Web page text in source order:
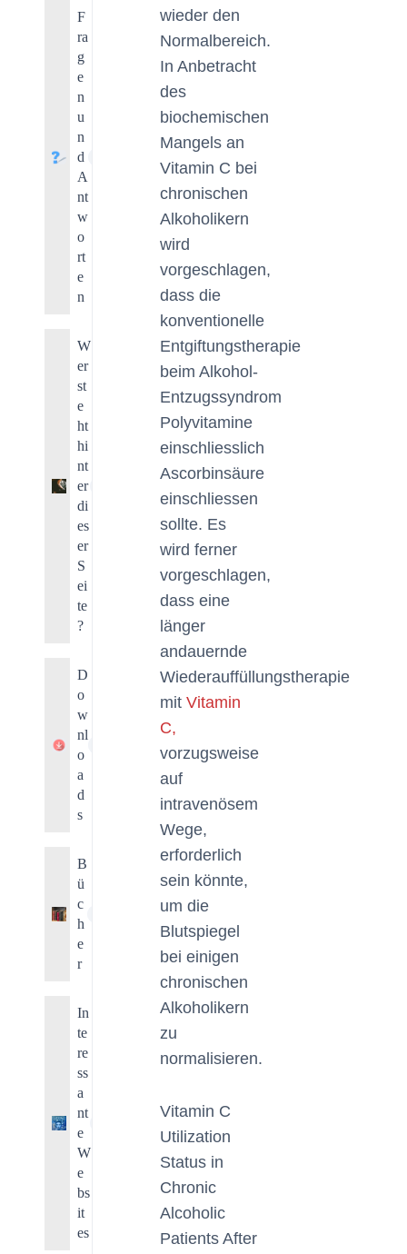
F
ra
g
e
n
u
n
d
A
nt
w
o
rt
e
n
W
er
st
e
ht
hi
nt
er
di
es
er
S
ei
te
?
D
o
w
nl
o
a
d
s
B
ü
c
h
e
r
In
te
re
ss
a
nt
e
W
e
bs
it
es
wieder den
Normalbereich.
In Anbetracht
des
biochemischen
Mangels an
Vitamin C bei
chronischen
Alkoholikern
wird
vorgeschlagen,
dass die
konventionelle
Entgiftungstherapie
beim Alkohol-
Entzugssyndrom
Polyvitamine
einschliesslich
Ascorbinsäure
einschliessen
sollte. Es
wird ferner
vorgeschlagen,
dass eine
länger
andauernde
Wiederauffüllungstherapie
mit Vitamin
C,
vorzugsweise
auf
intravenösem
Wege,
erforderlich
sein könnte,
um die
Blutspiegel
bei einigen
chronischen
Alkoholikern
zu
normalisieren.
Vitamin C
Utilization
Status in
Chronic
Alcoholic
Patients After